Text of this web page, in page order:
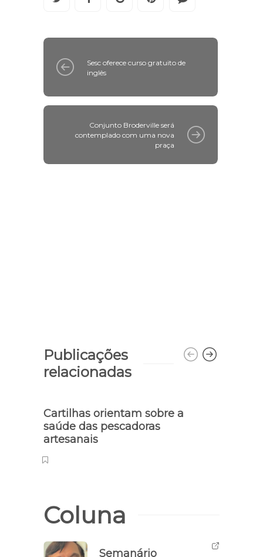
Sesc oferece curso gratuito de
inglês
Conjunto Broderville será
contemplado com uma nova
praça
Publicações
relacionadas
Cartilhas orientam sobre a
saúde das pescadoras
artesanais
Coluna
Semanário